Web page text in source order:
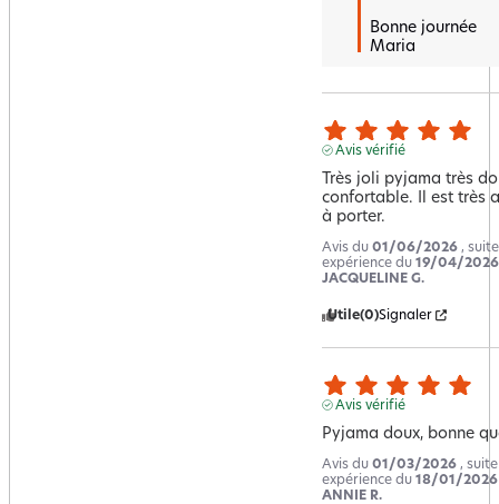
Bonne journée
Maria
Avis vérifié
Très joli pyjama très
confortable. Il est très
à porter.
Avis du 01/06/2026 ,
expérience du 19/04/2026
JACQUELINE G.
Utile(0)Signaler
Avis vérifié
Pyjama doux, bonne
Avis du 01/03/2026 ,
expérience du 18/01/2026
ANNIE R.